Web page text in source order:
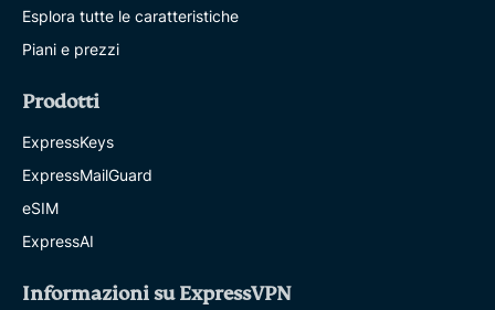
Esplora tutte le caratteristiche
Piani e prezzi
Prodotti
ExpressKeys
ExpressMailGuard
eSIM
ExpressAI
Informazioni su ExpressVPN